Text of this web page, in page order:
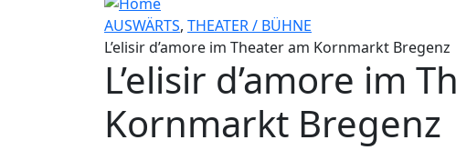
AUSWÄRTS, THEATER / BÜHNE
L’elisir d’amore im Theater am Kornmarkt Bregenz
L’elisir d’amore im
Kornmarkt Bregenz